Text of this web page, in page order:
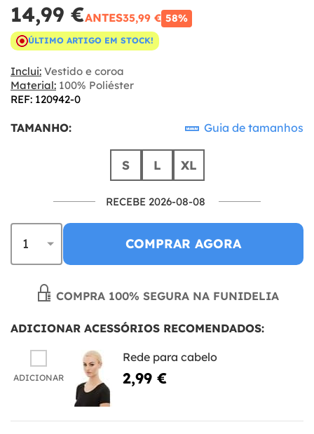
14,99 €ANTES35,99 € 58%
ÚLTIMO ARTIGO EM STOCK!
Inclui: Vestido e coroa
Material: 100% Poliéster
REF: 120942-0
TAMANHO: Guia de tamanhos
S L XL
RECEBE 2026-08-08
COMPRAR AGORA
COMPRA 100% SEGURA NA FUNIDELIA
ADICIONAR ACESSÓRIOS RECOMENDADOS:
ADICIONAR
Rede para cabelo
2,99 €